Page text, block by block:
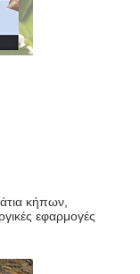
κήπων,
εφαρμογές